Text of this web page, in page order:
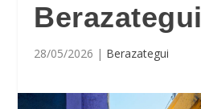
Berazategui
28/05/2026 | Berazategui